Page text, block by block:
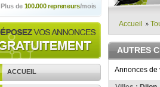
Plus de 100.000 repreneurs/mois
ACCUEIL
Accueil
AUTRES
Annonces de